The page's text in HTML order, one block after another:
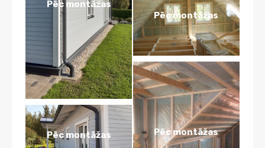
Pēc montāžas
Pēc montāžas
Pēc montāžas
Pēc montāžas